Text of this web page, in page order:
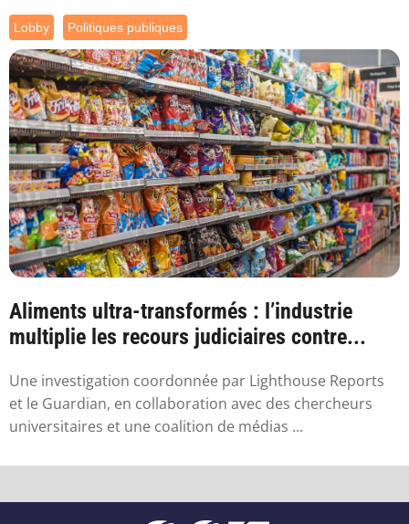
Lobby Politiques publiques
Aliments ultra-transformés : l’industrie
multiplie les recours judiciaires contre...
Une investigation coordonnée par Lighthouse Reports
et le Guardian, en collaboration avec des chercheurs
universitaires et une coalition de médias ...